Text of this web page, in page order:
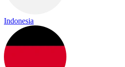
Indonesia